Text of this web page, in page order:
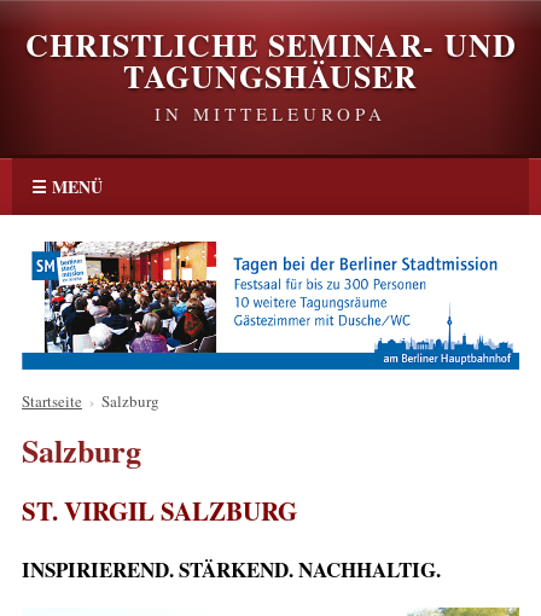
CHRISTLICHE SEMINAR- UND
TAGUNGSHÄUSER
IN MITTELEUROPA
☰ MENÜ
Startseite › Salzburg
Salzburg
ST. VIRGIL SALZBURG
INSPIRIEREND. STÄRKEND. NACHHALTIG.